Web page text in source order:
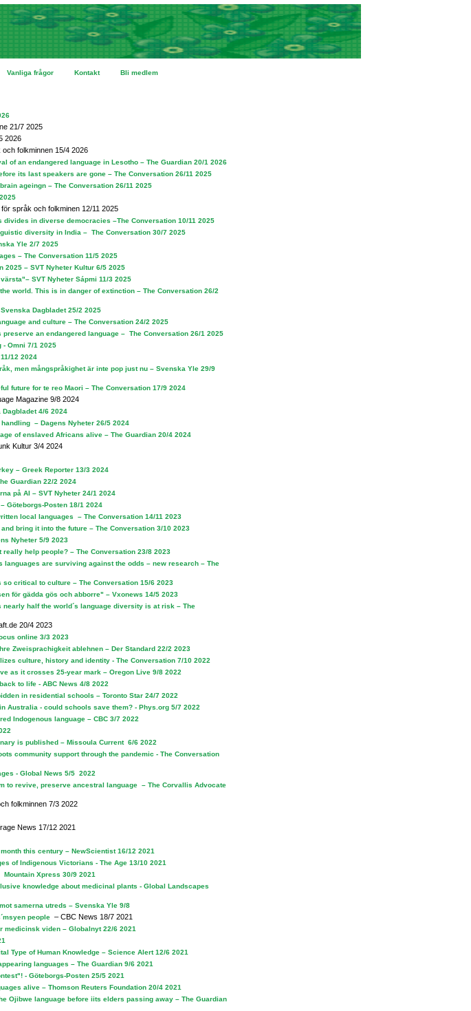
Vanliga frågor Kontakt Bli medlem
21/7 2025
2026
folkminnen 15/4 2026
of an endangered language in Lesotho – The Guardian 20/1 2026
its last speakers are gone – The Conversation 26/11 2025
ageingn – The Conversation 26/11 2025
språk och folkminen 12/11 2025
in diverse democracies –The Conversation 10/11 2025
diversity in India – The Conversation 30/7 2025
Yle 2/7 2025
– The Conversation 11/5 2025
– SVT Nyheter Kultur 6/5 2025
SVT Nyheter Sápmi 11/3 2025
world. This is in danger of extinction – The Conversation 26/2
Dagbladet 25/2 2025
and culture – The Conversation 24/2 2025
an endangered language – The Conversation 26/1 2025
- Omni 7/1 2025
12 2024
men mångspråkighet är inte pop just nu – Svenska Yle 29/9
future for te reo Maori – The Conversation 17/9 2024
Magazine 9/8 2024
4/6 2024
– Dagens Nyheter 26/5 2024
of enslaved Africans alive – The Guardian 20/4 2024
Kultur 3/4 2024
– Greek Reporter 13/3 2024
Guardian 22/2 2024
på AI – SVT Nyheter 24/1 2024
Göteborgs-Posten 18/1 2024
local languages – The Conversation 14/11 2023
bring it into the future – The Conversation 3/10 2023
Nyheter 5/9 2023
help people? – The Conversation 23/8 2023
languages are surviving against the odds – new research – The
critical to culture – The Conversation 15/6 2023
för gädda gös och abborre" – Vxonews 14/5 2023
nearly half the world´s language diversity is at risk – The
20/4 2023
online 3/3 2023
Zweisprachigkeit ablehnen – Der Standard 22/2 2023
culture, history and identity - The Conversation 7/10 2022
as it crosses 25-year mark – Oregon Live 9/8 2022
to life - ABC News 4/8 2022
in residential schools – Toronto Star 24/7 2022
Australia - could schools save them? - Phys.org 5/7 2022
Indogenous language – CBC 3/7 2022
is published – Missoula Current 6/6 2022
community support through the pandemic - The Conversation
- Global News 5/5 2022
to revive, preserve ancestral language – The Corvallis Advocate
folkminnen 7/3 2022
News 17/12 2021
this century – NewScientist 16/12 2021
of Indigenous Victorians - The Age 13/10 2021
Xpress 30/9 2021
knowledge about medicinal plants - Global Landscapes
samerna utreds – Svenska Yle 9/8
people – CBC News 18/7 2021
viden – Globalnyt 22/6 2021
Type of Human Knowledge – Science Alert 12/6 2021
languages – The Guardian 9/6 2021
- Göteborgs-Posten 25/5 2021
alive – Thomson Reuters Foundation 20/4 2021
Ojibwe language before iits elders passing away – The Guardian